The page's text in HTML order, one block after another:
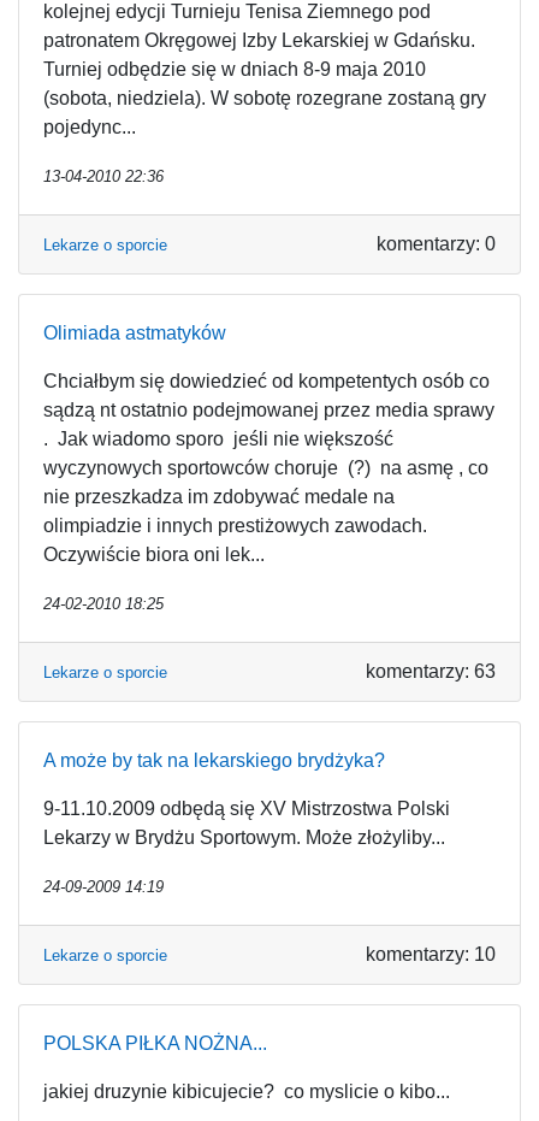
kolejnej edycji Turnieju Tenisa Ziemnego pod
patronatem Okręgowej Izby Lekarskiej w Gdańsku.
Turniej odbędzie się w dniach 8-9 maja 2010
(sobota, niedziela). W sobotę rozegrane zostaną gry
pojedync...
13-04-2010 22:36
Lekarze o sporcie komentarzy: 0
Olimiada astmatyków
Chciałbym się dowiedzieć od kompetentych osób co
sądzą nt ostatnio podejmowanej przez media sprawy
. Jak wiadomo sporo jeśli nie większość
wyczynowych sportowców choruje (?) na asmę , co
nie przeszkadza im zdobywać medale na
olimpiadzie i innych prestiżowych zawodach.
Oczywiście biora oni lek...
24-02-2010 18:25
Lekarze o sporcie komentarzy: 63
A może by tak na lekarskiego brydżyka?
9-11.10.2009 odbędą się XV Mistrzostwa Polski
Lekarzy w Brydżu Sportowym. Może złożyliby...
24-09-2009 14:19
Lekarze o sporcie komentarzy: 10
POLSKA PIŁKA NOŻNA...
jakiej druzynie kibicujecie? co myslicie o kibo...